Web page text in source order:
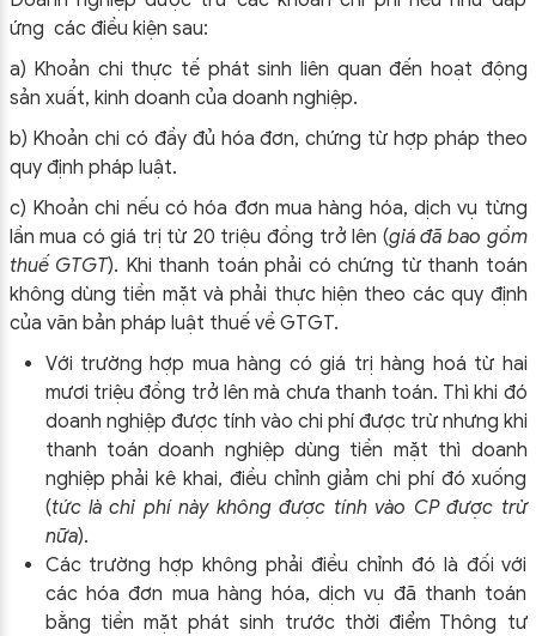
ứng các điều kiện sau:
a) Khoản chi thực tế phát sinh liên quan đến hoạt động
sản xuất, kinh doanh của doanh nghiệp.
b) Khoản chi có đầy đủ hóa đơn, chứng từ hợp pháp theo
quy định pháp luật.
c) Khoản chi nếu có hóa đơn mua hàng hóa, dịch vụ từng
lần mua có giá trị từ 20 triệu đồng trở lên (giá đã bao gồm
thuế GTGT). Khi thanh toán phải có chứng từ thanh toán
không dùng tiền mặt và phải thực hiện theo các quy định
của văn bản pháp luật thuế về GTGT.
Với trường hợp mua hàng có giá trị hàng hoá từ hai
mươi triệu đồng trở lên mà chưa thanh toán. Thì khi đó
doanh nghiệp được tính vào chi phí được trừ nhưng khi
thanh toán doanh nghiệp dùng tiền mặt thì doanh
nghiệp phải kê khai, điều chỉnh giảm chi phí đó xuống
(tức là chi phí này không được tính vào CP được trừ
nữa).
Các trường hợp không phải điều chỉnh đó là đối với
các hóa đơn mua hàng hóa, dịch vụ đã thanh toán
bằng tiền mặt phát sinh trước thời điểm Thông tư